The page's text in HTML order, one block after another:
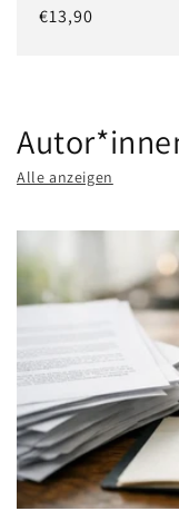
Normaler
€13,90
Alle anzeigen